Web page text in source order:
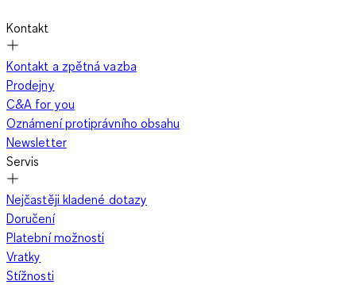
Kontakt
Kontakt a zpětná vazba
Prodejny
C&A for you
Oznámení protiprávního obsahu
Newsletter
Servis
Nejčastěji kladené dotazy
Doručení
Platební možnosti
Vratky
Stížnosti